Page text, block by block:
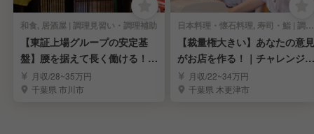
和食, 居酒屋 | 調理見習い・調理補助
【東証上場グループの安定基
盤】腰を据えて長く働ける！調
理スタッフ募集
月収/28~35万円
千葉県 市川市
日本料理・懐石料理, 寿司・鮨 | 調理見習い・調理補助
【裁量権大きい】あなたの意見
がお店を作る！｜チャレンジを
応援する環境
月収/22~34万円
千葉県 木更津市